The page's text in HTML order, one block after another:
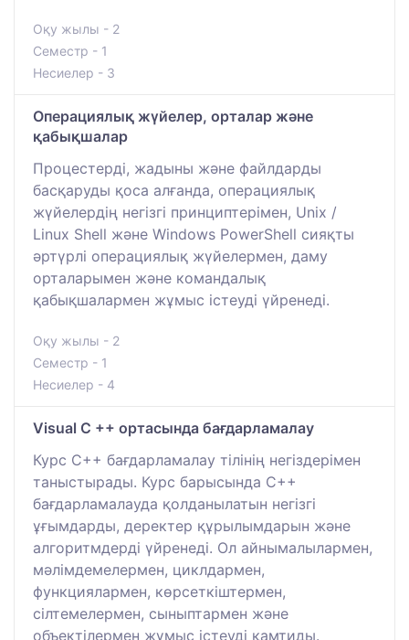
Оқу жылы - 2
Семестр - 1
Несиелер - 3
Операциялық жүйелер, орталар және
қабықшалар
Процестерді, жадыны және файлдарды
басқаруды қоса алғанда, операциялық
жүйелердің негізгі принциптерімен, Unix /
Linux Shell және Windows PowerShell сияқты
әртүрлі операциялық жүйелермен, даму
орталарымен және командалық
қабықшалармен жұмыс істеуді үйренеді.
Оқу жылы - 2
Семестр - 1
Несиелер - 4
Visual C ++ ортасында бағдарламалау
Курс C++ бағдарламалау тілінің негіздерімен
таныстырады. Курс барысында C++
бағдарламалауда қолданылатын негізгі
ұғымдарды, деректер құрылымдарын және
алгоритмдерді үйренеді. Ол айнымалылармен,
мәлімдемелермен, циклдармен,
функциялармен, көрсеткіштермен,
сілтемелермен, сыныптармен және
объектілермен жұмыс істеуді қамтиды.